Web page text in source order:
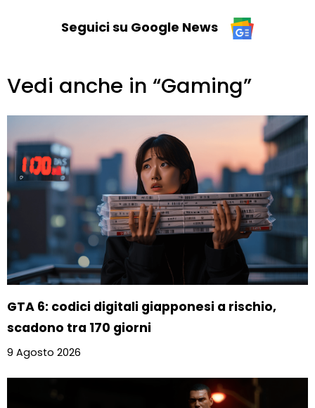
Seguici su Google News
Vedi anche in “Gaming”
GTA 6: codici digitali giapponesi a rischio,
scadono tra 170 giorni
9 Agosto 2026